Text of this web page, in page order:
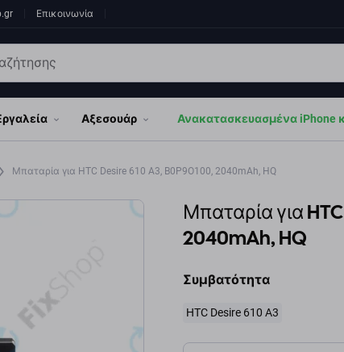
Επικοινωνία
Αξεσουάρ Ανακατασκευασμένα iPhone
Μπαταρία για HTC Desire 610 A3, B0P9O100, 2040mAh, HQ
Μπαταρία για
2040mAh, HQ
Συμβατότητα
HTC Desire 610 A3